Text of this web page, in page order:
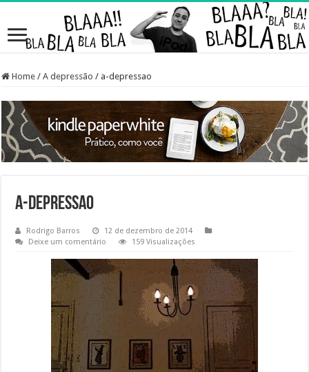
Home / A depressão / a-depressao
a-depressao
Rodrigo Barros
12 de dezembro de 2014
Deixe um comentário
159 Visualizações